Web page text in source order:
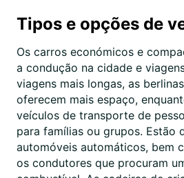
Tipos e opções de
Os carros económicos e
a condução na cidade e
viagens mais longas, as
oferecem mais espaço,
veículos de transporte de
para famílias ou grupos. Estão
automóveis automáticos, bem
os condutores que procuram